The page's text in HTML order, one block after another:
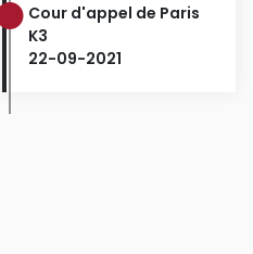
Cour d'appel de Paris
K3
22-09-2021